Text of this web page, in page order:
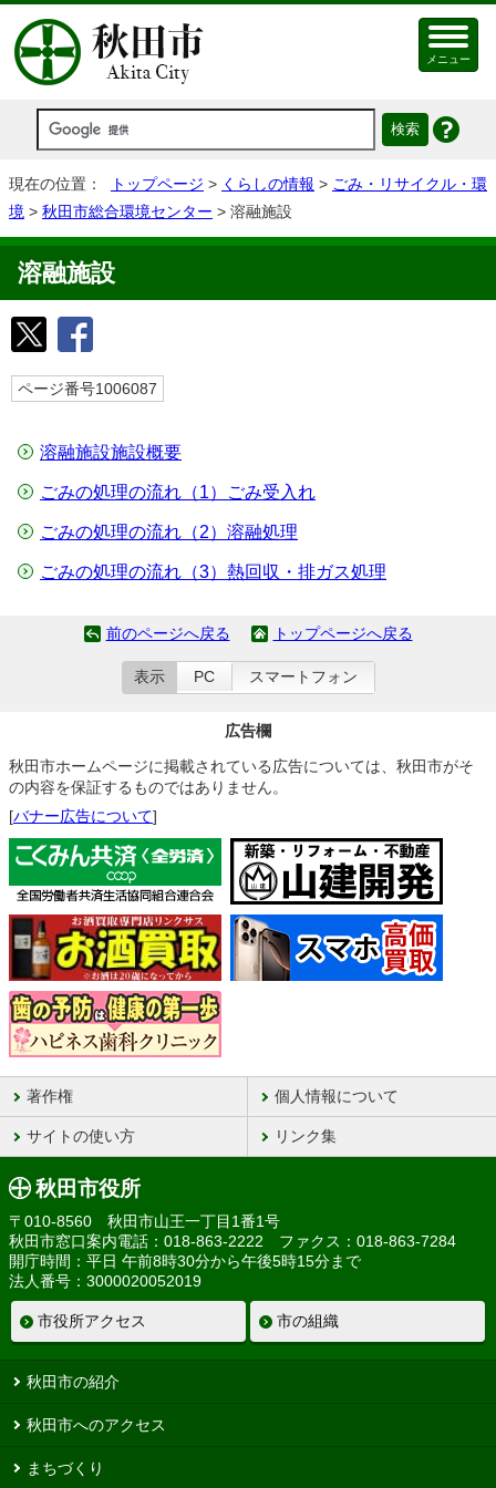
メニュー
現在の位置： トップページ > くらしの情報 > ごみ・リサイクル・環
境 > 秋田市総合環境センター > 溶融施設
溶融施設
ページ番号1006087
溶融施設施設概要
ごみの処理の流れ（1）ごみ受入れ
ごみの処理の流れ（2）溶融処理
ごみの処理の流れ（3）熱回収・排ガス処理
前のページへ戻る トップページへ戻る
表示 PC スマートフォン
広告欄
秋田市ホームページに掲載されている広告については、秋田市がそ
の内容を保証するものではありません。
[バナー広告について]
著作権 個人情報について
サイトの使い方 リンク集
秋田市役所
〒010-8560 秋田市山王一丁目1番1号
秋田市窓口案内電話：018-863-2222 ファクス：018-863-7284
開庁時間：平日 午前8時30分から午後5時15分まで
法人番号：3000020052019
市役所アクセス 市の組織
秋田市の紹介
秋田市へのアクセス
まちづくり